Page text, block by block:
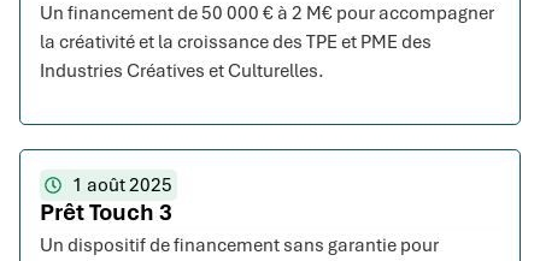
Un financement de 50 000 € à 2 M€ pour accompagner
la créativité et la croissance des TPE et PME des
Industries Créatives et Culturelles.
1 août 2025
Prêt Touch 3
Un dispositif de financement sans garantie pour